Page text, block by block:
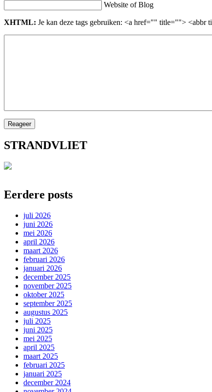
Website of Blog
XHTML: Je kan deze tags gebruiken: <a href="" title="">
STRANDVLIET
Eerdere posts
juli 2026
juni 2026
mei 2026
april 2026
maart 2026
februari 2026
januari 2026
december 2025
november 2025
oktober 2025
september 2025
augustus 2025
juli 2025
juni 2025
mei 2025
april 2025
maart 2025
februari 2025
januari 2025
december 2024